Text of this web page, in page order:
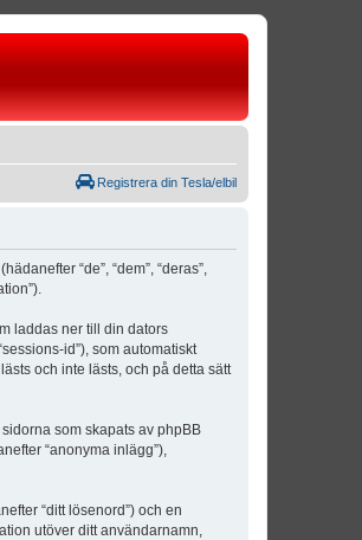
Registrera din Tesla/elbil
“de”, “dem”, “deras”,
laddas ner till din dators
id”), som automatiskt
och inte lästs, och på detta sätt
som skapats av phpBB
“anonyma inlägg”),
“ditt lösenord”) och en
utöver ditt användarnamn,